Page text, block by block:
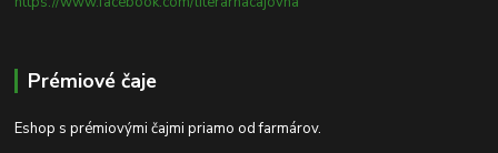
Prémiové čaje
Eshop s prémiovými čajmi priamo od farmárov.